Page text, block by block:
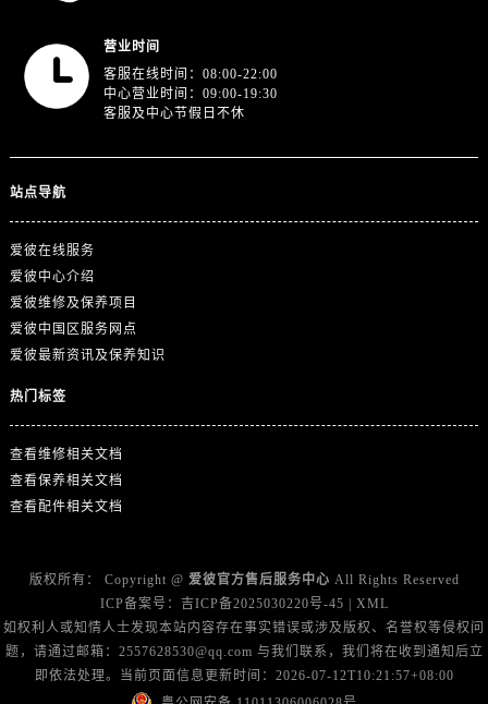
山东省淄博市张店区金晶大道爱彼售后服务中心（需提前预约）
上海市黄浦区南京东路299号宏伊国际广场写字楼8层806室爱彼售后服务中心（需提前预约）
营业时间
客服在线时间：08:00-22:00
中心营业时间：09:00-19:30
客服及中心节假日不休
站点导航
爱彼在线服务
爱彼中心介绍
爱彼维修及保养项目
爱彼中国区服务网点
爱彼最新资讯及保养知识
热门标签
查看维修相关文档
查看保养相关文档
查看配件相关文档
版权所有： Copyright @ 爱彼官方售后服务中心 All Rights Reserved
ICP备案号： 吉ICP备2025030220号-45
XML
如权利人或知情人士发现本站内容存在事实错误或涉及版权、名誉权等侵权问
题，请通过邮箱：2557628530@qq.com 与我们联系，我们将在收到通知后立
即依法处理。当前页面信息更新时间：2026-07-12T10:21:57+08:00